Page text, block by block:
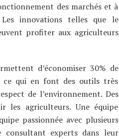
des marchés et à
innovations telles que le
profiter aux agriculteurs
d’économiser 30% de
ce qui en font des outils très
de l’environnement. Des
les agriculteurs. Une équipe
passionnée avec plusieurs
consultant experts dans leur